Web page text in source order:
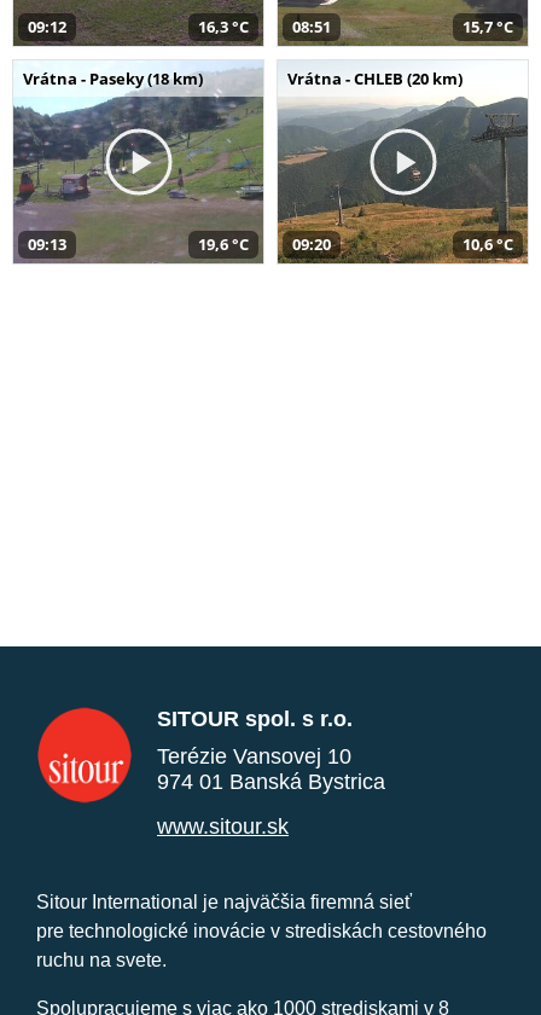
09:12 16,3 °C 08:51 15,7 °C
Vrátna - Paseky (18 km)
09:13 19,6 °C
Vrátna - CHLEB (20 km)
09:20 10,6 °C
SITOUR spol. s r.o.
Terézie Vansovej 10
974 01 Banská Bystrica
www.sitour.sk
Sitour International je najväčšia firemná sieť
pre technologické inovácie v strediskách cestovného
ruchu na svete.
Spolupracujeme s viac ako 1000 strediskami v 8